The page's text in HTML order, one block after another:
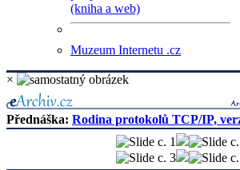
(kniha a web)
Muzeum Internetu .cz
×
Přednáška: Rodina protokolů TCP/IP,